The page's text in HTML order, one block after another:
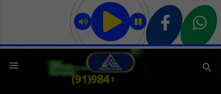
Pular para o conteúdo principal